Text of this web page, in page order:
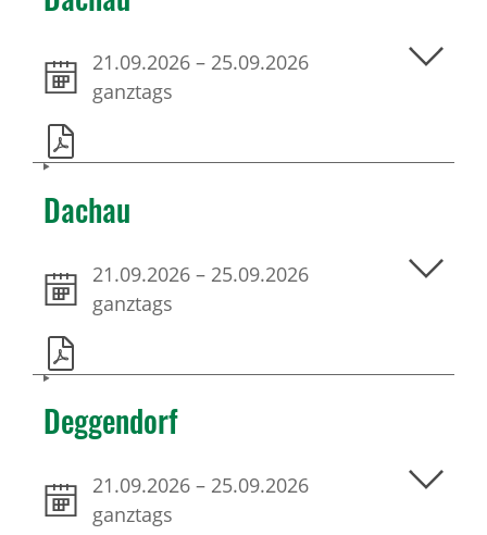
21.09.2026 – 25.09.2026
ganztags
Dachau
21.09.2026 – 25.09.2026
ganztags
Deggendorf
21.09.2026 – 25.09.2026
ganztags